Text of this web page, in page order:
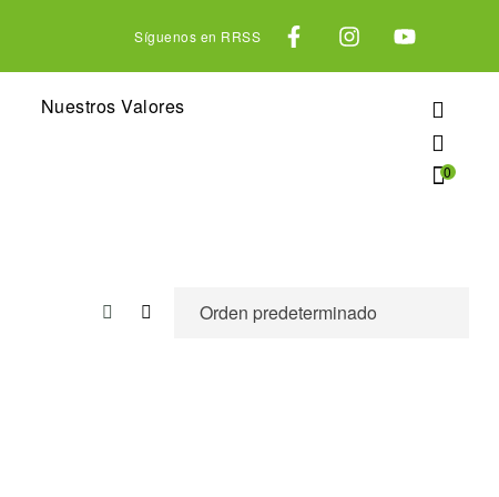
Síguenos en RRSS
Nuestros Valores
0